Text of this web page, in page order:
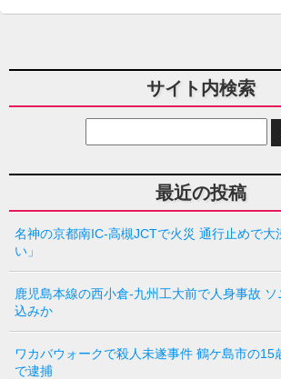
サイト内検索
最近の投稿
名神の京都南IC-高槻JCTで火災 通行止めで大
い」
鹿児島本線の西小倉-九州工大前で人身事故
込みか
ワカバウォークで殺人未遂事件 鶴ケ島市の15
で逮捕